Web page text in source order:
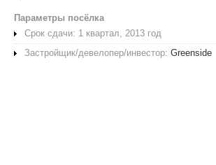
Параметры посёлка
Срок сдачи: 1 квартал, 2013 год
Застройщик/девелопер/инвестор: Greenside